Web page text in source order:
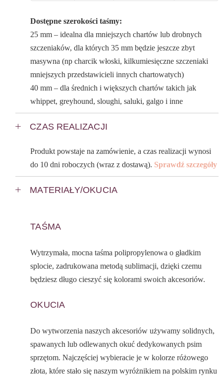
Dostępne szerokości taśmy:
25 mm – idealna dla mniejszych chartów lub drobnych
szczeniaków, dla których 35 mm będzie jeszcze zbyt
masywna (np charcik włoski, kilkumiesięczne szczeniaki
mniejszych przedstawicieli innych chartowatych)
40 mm – dla średnich i większych chartów takich jak
whippet, greyhound, sloughi, saluki, galgo i inne
CZAS REALIZACJI
Produkt powstaje na zamówienie, a czas realizacji wynosi
do 10 dni roboczych (wraz z dostawą). Sprawdź szczegóły
MATERIAŁY/OKUCIA
TAŚMA
Wytrzymała, mocna taśma polipropylenowa o gładkim
splocie, zadrukowana metodą sublimacji, dzięki czemu
będziesz długo cieszyć się kolorami swoich akcesoriów.
OKUCIA
Do wytworzenia naszych akcesoriów używamy solidnych,
spawanych lub odlewanych okuć dedykowanych psim
sprzętom. Najczęściej wybieracie je w kolorze różowego
złota, które stało się naszym wyróżnikiem na polskim rynku